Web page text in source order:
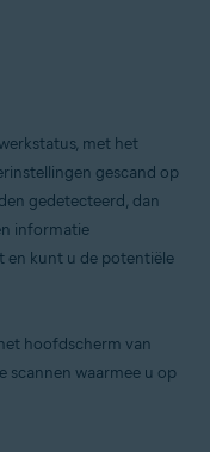
met het
gescand op
gedetecteerd, dan
informatie
en kunt u de potentiële
hoofdscherm van
scannen waarmee u op